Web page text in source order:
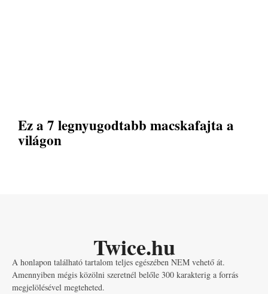
Ez a 7 legnyugodtabb macskafajta a
világon
Twice.hu
A honlapon található tartalom teljes egészében NEM vehető át.
Amennyiben mégis közölni szeretnél belőle 300 karakterig a forrás
megjelölésével megteheted.